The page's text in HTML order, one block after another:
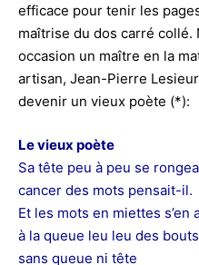
efficace pour tenir les
maîtrise du dos carré
occasion un maître en la
artisan, Jean-Pierre
devenir un vieux poète (*):
Le vieux poète
Sa tête peu à peu se
cancer des mots pensait-il.
Et les mots en miettes s’en
à la queue leu leu des
sans queue ni tête